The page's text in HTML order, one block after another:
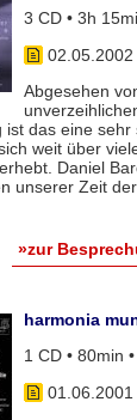
3 CD • 3h
02.05.2002
Abgesehen
ist das eine
weit über
Daniel
unserer Zeit
»zur
harmonia
1 CD • 80min
01.06.2001